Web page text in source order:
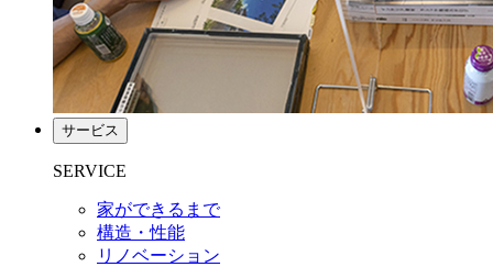
サービス
SERVICE
家ができるまで
構造・性能
リノベーション